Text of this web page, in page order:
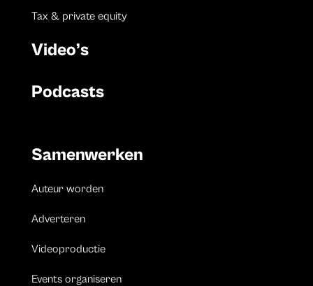
Tax & private equity
Video’s
Podcasts
Samenwerken
Auteur worden
Adverteren
Videoproductie
Events organiseren